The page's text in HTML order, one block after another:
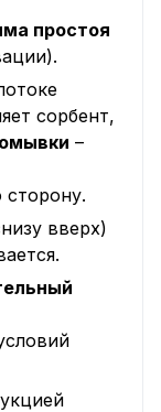
простоя
сорбент,
–
вверх)